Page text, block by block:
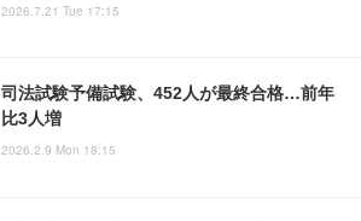
2026.7.21 Tue 17:15
司法試験予備試験、452人が最終合格…前年
比3人増
2026.2.9 Mon 18:15